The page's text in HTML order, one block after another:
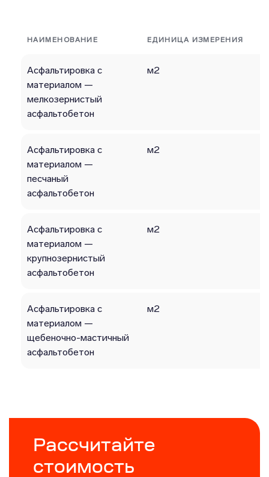
НАИМЕНОВАНИЕ ЕДИНИЦА ИЗМЕРЕНИЯ
Асфальтировка с
материалом —
мелкозернистый
асфальтобетон
м2
Асфальтировка с
материалом —
песчаный
асфальтобетон
м2
Асфальтировка с
материалом —
крупнозернистый
асфальтобетон
м2
Асфальтировка с
материалом —
щебеночно-мастичный
асфальтобетон
м2
Рассчитайте
стоимость